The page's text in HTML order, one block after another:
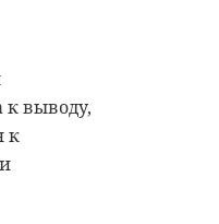
выводу,
к